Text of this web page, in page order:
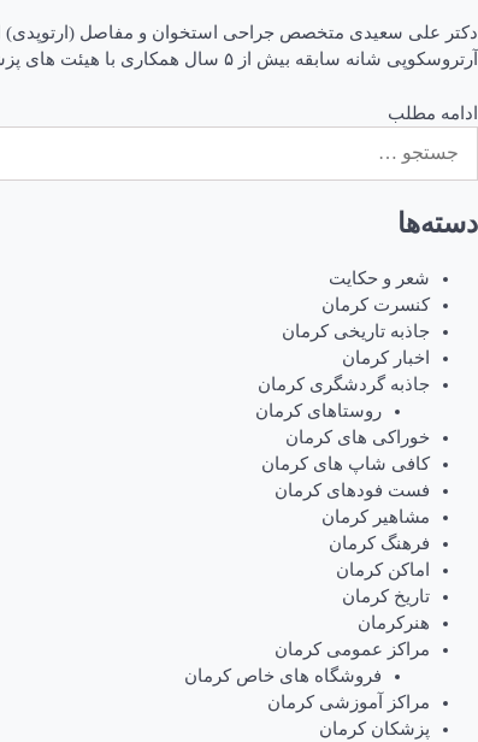
دکتر علی سعیدی متخصص جراحی استخوان و مفاصل (ارتوپدی)
آرتروسکوپی شانه سابقه بیش از ۵ سال همکاری با هیئت های پزشکی ورزشی پزشک معتمد هیئت پزشکی ورزشی استان کرمان و […]
ادامه مطلب
برای:
دسته‌ها
شعر و حکایت
کنسرت کرمان
جاذبه تاریخی کرمان
اخبار کرمان
جاذبه گردشگری کرمان
روستاهای کرمان
خوراکی های کرمان
کافی شاپ های کرمان
فست فودهای کرمان
مشاهیر کرمان
فرهنگ کرمان
اماکن کرمان
تاریخ کرمان
هنرکرمان
مراکز عمومی کرمان
فروشگاه های خاص کرمان
مراکز آموزشی کرمان
پزشکان کرمان